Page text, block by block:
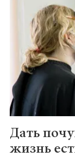
Дать
жизнь